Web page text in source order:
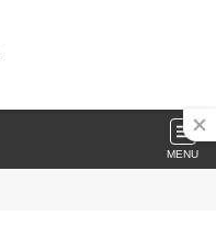
MENU